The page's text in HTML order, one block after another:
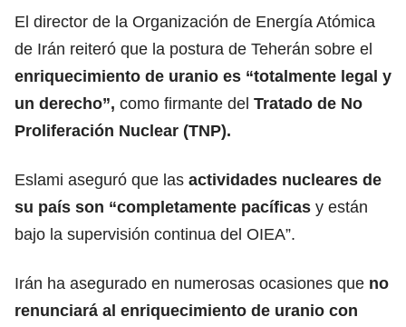
El director de la Organización de Energía Atómica
de Irán reiteró que la postura de Teherán sobre el
enriquecimiento de uranio es “totalmente legal y
un derecho”, como firmante del Tratado de No
Proliferación Nuclear (TNP).
Eslami aseguró que las actividades nucleares de
su país son “completamente pacíficas y están
bajo la supervisión continua del OIEA”.
Irán ha asegurado en numerosas ocasiones que no
renunciará al enriquecimiento de uranio con